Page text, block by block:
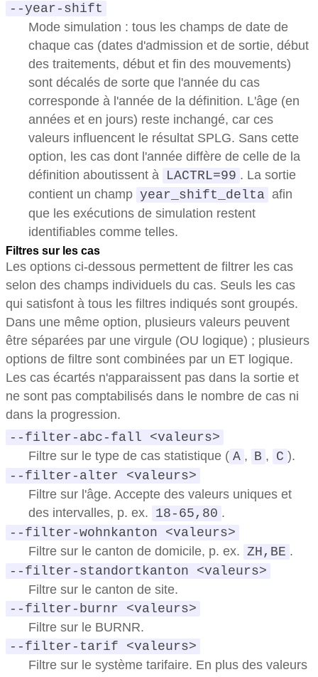
--year-shift
Mode simulation : tous les champs de date de
chaque cas (dates d'admission et de sortie, début
des traitements, début et fin des mouvements)
sont décalés de sorte que l'année du cas
corresponde à l'année de la définition. L'âge (en
années et en jours) reste inchangé, car ces
valeurs influencent le résultat SPLG. Sans cette
option, les cas dont l'année diffère de celle de la
définition aboutissent à
LACTRL=99 . La sortie
contient un champ year_shift_delta afin
que les exécutions de simulation restent
identifiables comme telles.
Filtres sur les cas
Les options ci-dessous permettent de filtrer les cas
selon des champs individuels du cas. Seuls les cas
qui satisfont à tous les filtres indiqués sont groupés.
Dans une même option, plusieurs valeurs peuvent
être séparées par une virgule (OU logique) ; plusieurs
options de filtre sont combinées par un ET logique.
Les cas écartés n'apparaissent pas dans la sortie et
ne sont pas comptabilisés dans le nombre de cas ni
dans la progression.
--filter-abc-fall <valeurs>
Filtre sur le type de cas statistique ( A , B , C ).
--filter-alter <valeurs>
Filtre sur l'âge. Accepte des valeurs uniques et
des intervalles, p. ex. 18-65,80 .
--filter-wohnkanton <valeurs>
Filtre sur le canton de domicile, p. ex. ZH,BE .
--filter-standortkanton <valeurs>
Filtre sur le canton de site.
--filter-burnr <valeurs>
Filtre sur le BURNR.
--filter-tarif <valeurs>
Filtre sur le système tarifaire. En plus des valeurs